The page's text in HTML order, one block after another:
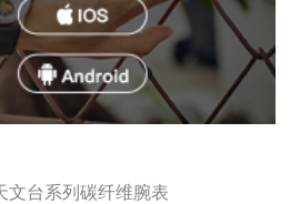
文台系列碳纤维腕表